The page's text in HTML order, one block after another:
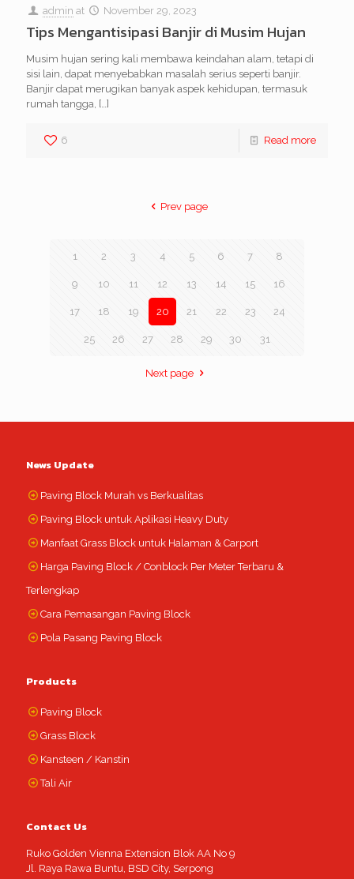
admin at November 29, 2023
Tips Mengantisipasi Banjir di Musim Hujan
Musim hujan sering kali membawa keindahan alam, tetapi di
sisi lain, dapat menyebabkan masalah serius seperti banjir.
Banjir dapat merugikan banyak aspek kehidupan, termasuk
rumah tangga, […]
6 Read more
Prev page
1 2 3 4 5 6 7 8
9 10 11 12 13 14 15 16
17 18 19 20 21 22 23 24
25 26 27 28 29 30 31
Next page
News Update
Paving Block Murah vs Berkualitas
Paving Block untuk Aplikasi Heavy Duty
Manfaat Grass Block untuk Halaman & Carport
Harga Paving Block / Conblock Per Meter Terbaru &
Terlengkap
Cara Pemasangan Paving Block
Pola Pasang Paving Block
Products
Paving Block
Grass Block
Kansteen / Kanstin
Tali Air
Contact Us
Ruko Golden Vienna Extension Blok AA No 9
Jl. Raya Rawa Buntu, BSD City, Serpong